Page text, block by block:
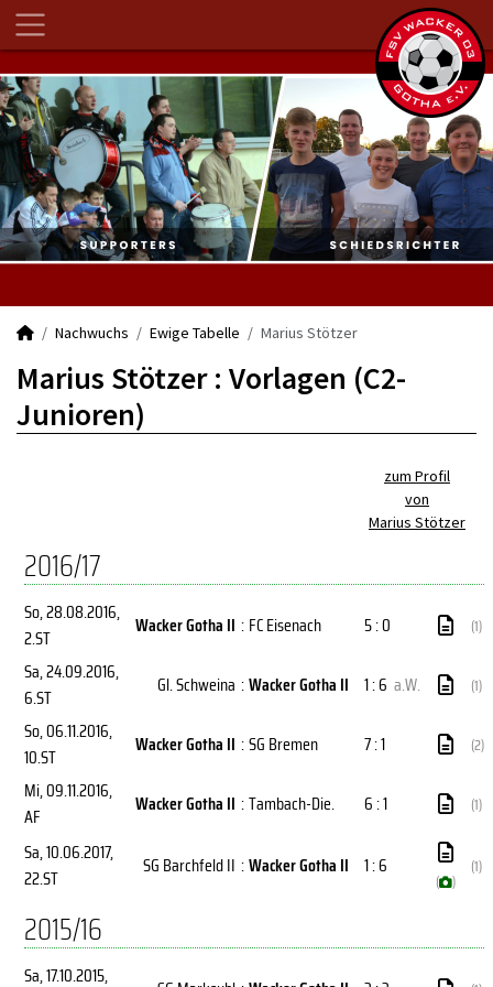
Nachwuchs Ewige Tabelle Marius Stötzer
Marius Stötzer : Vorlagen (C2-
Junioren)
zum Profil
von
Marius Stötzer
2016/17
So, 28.08.2016,
2.ST
Wacker Gotha II : FC Eisenach 5 : 0 (1)
Sa, 24.09.2016,
6.ST
Gl. Schweina :Wacker Gotha II 1 : 6 a.W. (1)
So, 06.11.2016,
10.ST
Wacker Gotha II :SG Bremen 7 : 1 (2)
Mi, 09.11.2016,
AF
Wacker Gotha II :Tambach-Die. 6 : 1 (1)
Sa, 10.06.2017,
22.ST
SG Barchfeld II :Wacker Gotha II 1 : 6
( )
(1)
2015/16
Sa, 17.10.2015,